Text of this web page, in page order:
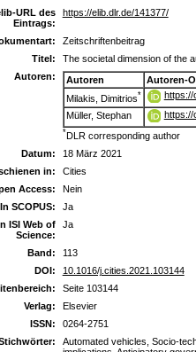
URL des
Eintrags:
https://elib.dlr.de/141377/
Zeitschriftenbeitrag
Titel:
The societal dimension of the
Autoren:
Autoren
Autoren-
Milakis, Dimitrios*
https://
Müller, Stephan
https://
*DLR corresponding author
Datum:
18 März 2021
in:
Cities
Access:
Nein
In SCOPUS:
Ja
ISI Web of
Science:
Ja
Band:
113
DOI:
10.1016/j.cities.2021.103144
Seite 103144
Verlag:
Elsevier
ISSN:
0264-2751
Automated vehicles, Socio-